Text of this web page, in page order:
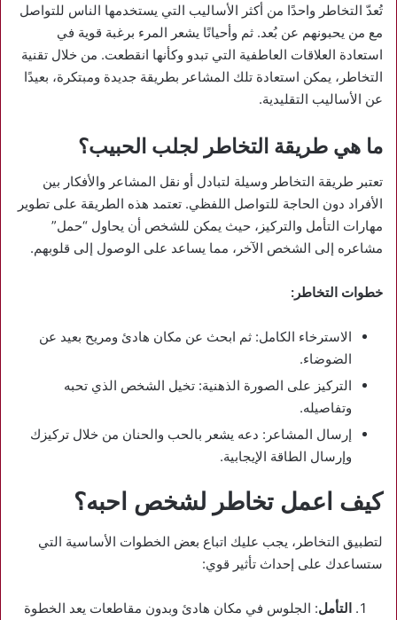
تُعدّ التخاطر واحدًا من أكثر الأساليب التي يستخدمها الناس للتواصل
مع من يحبونهم عن بُعد. ثم وأحيانًا يشعر المرء برغبة قوية في
استعادة العلاقات العاطفية التي تبدو وكأنها انقطعت. من خلال تقنية
التخاطر، يمكن استعادة تلك المشاعر بطريقة جديدة ومبتكرة، بعيدًا
عن الأساليب التقليدية.
ما هي طريقة التخاطر لجلب الحبيب؟
تعتبر طريقة التخاطر وسيلة لتبادل أو نقل المشاعر والأفكار بين
الأفراد دون الحاجة للتواصل اللفظي. تعتمد هذه الطريقة على تطوير
مهارات التأمل والتركيز، حيث يمكن للشخص أن يحاول “حمل”
مشاعره إلى الشخص الآخر، مما يساعد على الوصول إلى قلوبهم.
خطوات التخاطر:
الاسترخاء الكامل: ثم ابحث عن مكان هادئ ومريح بعيد عن
الضوضاء.
التركيز على الصورة الذهنية: تخيل الشخص الذي تحبه
وتفاصيله.
إرسال المشاعر: دعه يشعر بالحب والحنان من خلال تركيزك
وإرسال الطاقة الإيجابية.
كيف اعمل تخاطر لشخص احبه؟
لتطبيق التخاطر، يجب عليك اتباع بعض الخطوات الأساسية التي
ستساعدك على إحداث تأثير قوي:
التأمل: الجلوس في مكان هادئ وبدون مقاطعات يعد الخطوة